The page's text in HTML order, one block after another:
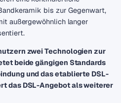
bis zur Gegenwart,
außergewöhnlich langer
zwei Technologien zur
beide gängigen Standards
und das etablierte DSL-
das DSL-Angebot als weiterer